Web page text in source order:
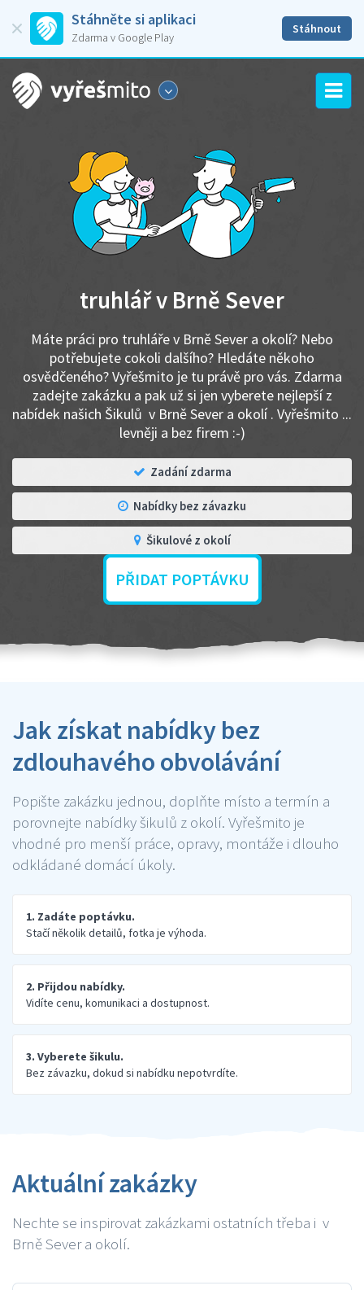
Stáhněte si aplikaci
Zdarma v Google Play
Stáhnout
truhlář v Brně Sever
Máte práci pro truhláře v Brně Sever a okolí? Nebo
potřebujete cokoli dalšího? Hledáte někoho
osvědčeného? Vyřešmito je tu právě pro vás. Zdarma
zadejte zakázku a pak už si jen vyberete nejlepší z
nabídek našich Šikulů v Brně Sever a okolí . Vyřešmito ...
levněji a bez firem :-)
Zadání zdarma
Nabídky bez závazku
Šikulové z okolí
PŘIDAT POPTÁVKU
Jak získat nabídky bez
zdlouhavého obvolávání
Popište zakázku jednou, doplňte místo a termín a
porovnejte nabídky šikulů z okolí. Vyřešmito je
vhodné pro menší práce, opravy, montáže i dlouho
odkládané domácí úkoly.
1. Zadáte poptávku.
Stačí několik detailů, fotka je výhoda.
2. Přijdou nabídky.
Vidíte cenu, komunikaci a dostupnost.
3. Vyberete šikulu.
Bez závazku, dokud si nabídku nepotvrdíte.
Aktuální zakázky
Nechte se inspirovat zakázkami ostatních třeba i v
Brně Sever a okolí.